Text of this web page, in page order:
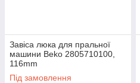
Завіса люка для пральної
машини Beko 2805710100,
116mm
Під замовлення